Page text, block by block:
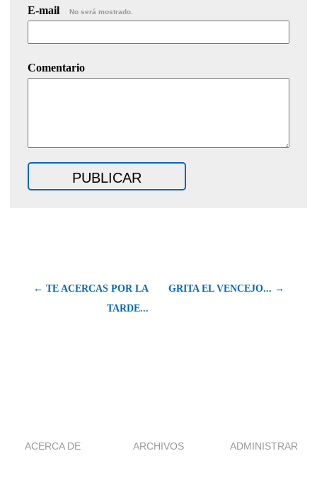
E-mail No será mostrado.
Comentario
← TE ACERCAS POR LA
TARDE...
GRITA EL VENCEJO... →
ACERCA DE ARCHIVOS ADMINISTRAR